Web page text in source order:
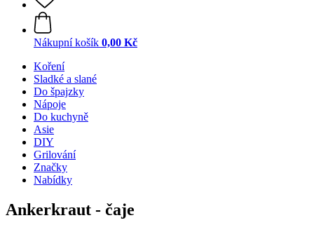
Nákupní košík 0,00 Kč
Koření
Sladké a slané
Do špajzky
Nápoje
Do kuchyně
Asie
DIY
Grilování
Značky
Nabídky
Ankerkraut - čaje